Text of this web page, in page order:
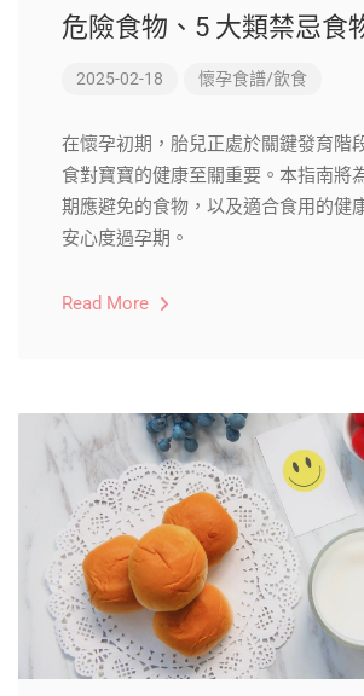
危險食物、5 大類禁忌食
2025-02-18 懷孕食譜/飲食
在懷孕初期，胎兒正處於關鍵發育階
食對寶寶的健康至關重要。本指南將
期應避免的食物，以及適合食用的健
安心度過孕期。
Read More